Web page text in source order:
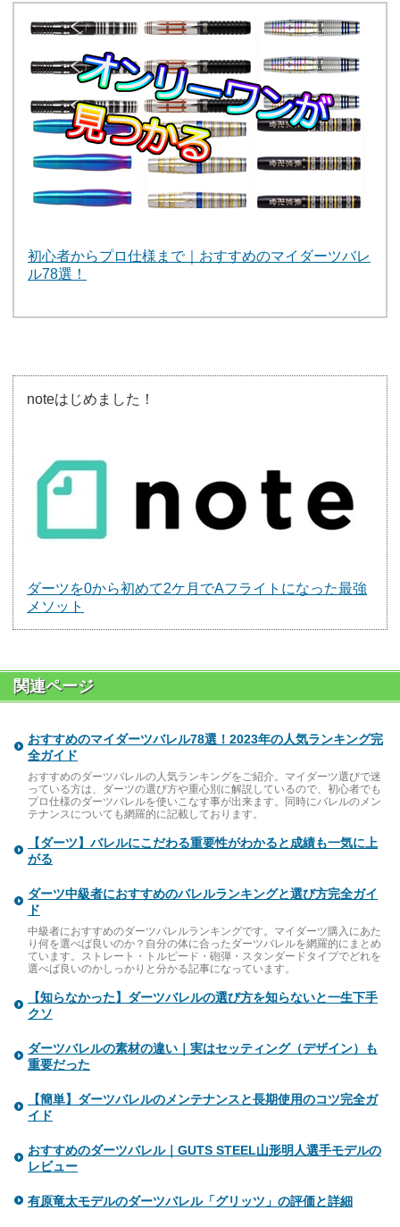
初心者からプロ仕様まで｜おすすめのマイダーツバレ
ル78選！
noteはじめました！
ダーツを0から初めて2ケ月でAフライトになった最強
メソット
関連ページ
おすすめのマイダーツバレル78選！2023年の人気ランキング完
全ガイド
おすすめのダーツバレルの人気ランキングをご紹介。マイダーツ選びで迷
っている方は、ダーツの選び方や重心別に解説しているので、初心者でも
プロ仕様のダーツバレルを使いこなす事が出来ます。同時にバレルのメン
テナンスについても網羅的に記載しております。
【ダーツ】バレルにこだわる重要性がわかると成績も一気に上
がる
ダーツ中級者におすすめのバレルランキングと選び方完全ガイ
ド
中級者におすすめのダーツバレルランキングです。マイダーツ購入にあた
り何を選べば良いのか？自分の体に合ったダーツバレルを網羅的にまとめ
ています。ストレート・トルピード・砲弾・スタンダードタイプでどれを
選べば良いのかしっかりと分かる記事になっています。
【知らなかった】ダーツバレルの選び方を知らないと一生下手
クソ
ダーツバレルの素材の違い｜実はセッティング（デザイン）も
重要だった
【簡単】ダーツバレルのメンテナンスと長期使用のコツ完全ガ
イド
おすすめのダーツバレル｜GUTS STEEL山形明人選手モデルの
レビュー
有原竜太モデルのダーツバレル「グリッツ」の評価と詳細